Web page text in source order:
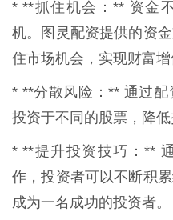
* **抓住机会：** 资金
机。图灵配资提供的资
住市场机会，实现财富增
* **分散风险：** 通过
投资于不同的股票，降低
* **提升投资技巧：**
作，投资者可以不断积
成为一名成功的投资者。